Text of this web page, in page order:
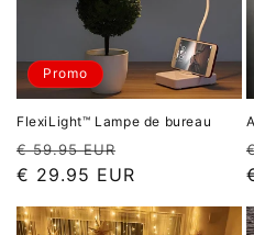
Promo
FlexiLight™ Lampe de bureau
Prix
habituel
€ 59.95 EUR
promotionnel
€ 29.95 EUR